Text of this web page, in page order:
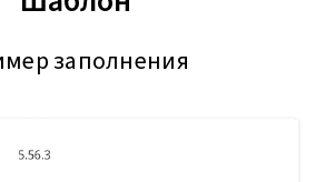
заполнения